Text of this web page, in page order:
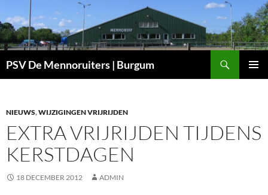
naar
de
inhoud
PSV De Mennoruiters | Burgum
NIEUWS,WIJZIGINGEN VRIJRIJDEN
EXTRA VRIJRIJDEN TIJDENS
KERSTDAGEN
18 DECEMBER 2012 ADMIN